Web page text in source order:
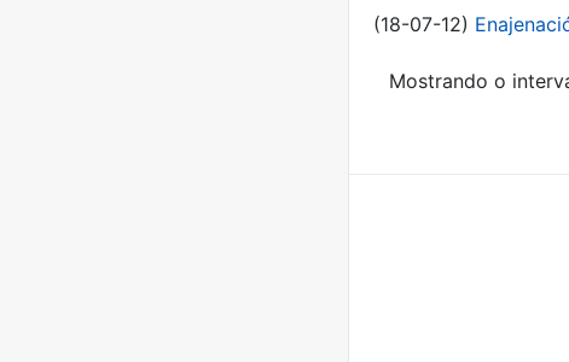
(18-07-12)
Mostrando o